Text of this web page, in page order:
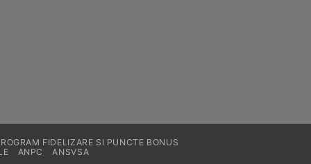
FIDELIZARE SI PUNCTE BONUS
ANPC ANSVSA